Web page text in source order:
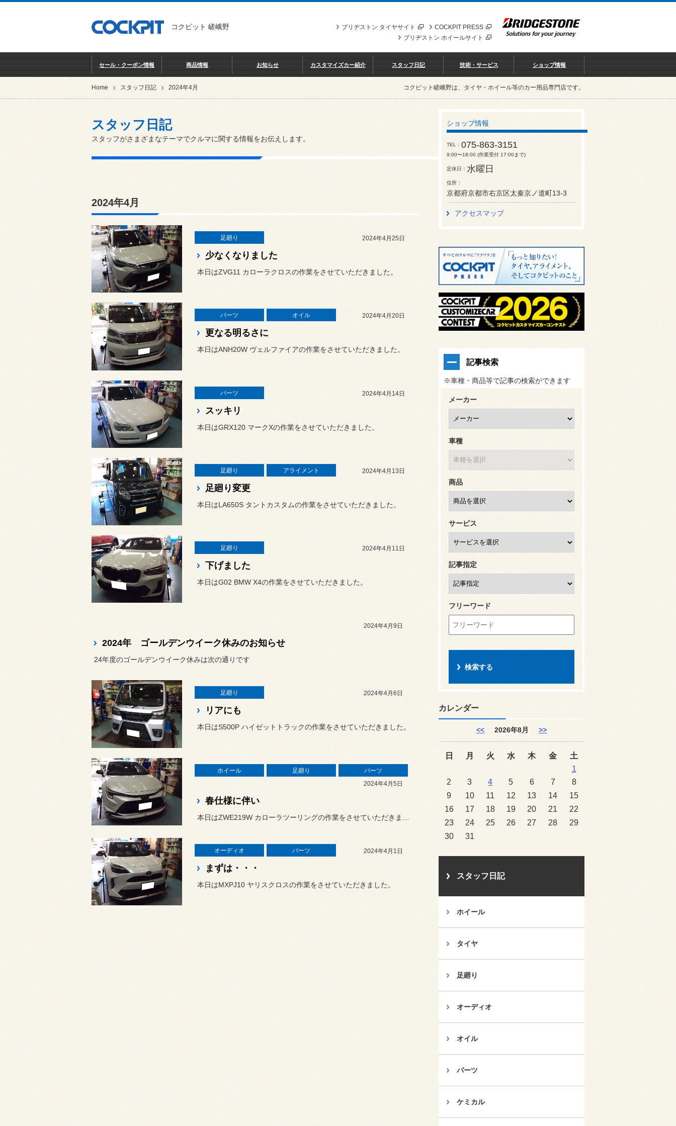
コクピット 嵯峨野 COCKPIT PRESS
ブリヂストン タイヤサイト
ブリヂストン ホイールサイト
セール・クーポン情報 商品情報 お知らせ カスタマイズカー紹介 スタッフ日記 技術・サービス ショップ情報
Home スタッフ日記 2024年4月 コクピット嵯峨野は、タイヤ・ホイール等のカー用品専門店です。
スタッフ日記
スタッフがさまざまなテーマでクルマに関する情報をお伝えします。
2024年4月
足廻り 2024年4月25日
少なくなりました
本日はZVG11 カローラクロスの作業をさせていただきました。
パーツ オイル 2024年4月20日
更なる明るさに
本日はANH20W ヴェルファイアの作業をさせていただきました。
パーツ 2024年4月14日
スッキリ
本日はGRX120 マークXの作業をさせていただきました。
足廻り アライメント 2024年4月13日
足廻り変更
本日はLA650S タントカスタムの作業をさせていただきました。
足廻り 2024年4月11日
下げました
本日はG02 BMW X4の作業をさせていただきました。
2024年4月9日
2024年 ゴールデンウイーク休みのお知らせ
24年度のゴールデンウイーク休みは次の通りです
足廻り 2024年4月6日
リアにも
本日はS500P ハイゼットトラックの作業をさせていただきました。
ホイール 足廻り
パーツ
2024年4月5日
春仕様に伴い
オーディオ パーツ 2024年4月1日
まずは・・・
本日はMXPJ10 ヤリスクロスの作業をさせていただきました。
ショップ情報
TEL 075-863-3151
9:00〜18:00 (作業受付 17:00まで)
定休日 水曜日
住所
京都府京都市右京区太秦京ノ道町13-3
アクセスマップ
記事検索
※車種・商品等で記事の検索ができます
メーカー
車種
商品
サービス
記事指定
フリーワード
カレンダー
<< 2026年8月 >>
日 月 火 水 木 金
土
1
2
3 4 5 6 7
8
9
10 11 12 13 14
15
16
17 18 19 20 21
22
23
24 25 26 27 28
29
30
31
スタッフ日記
ホイール
タイヤ
足廻り
オーディオ
オイル
パーツ
ケミカル